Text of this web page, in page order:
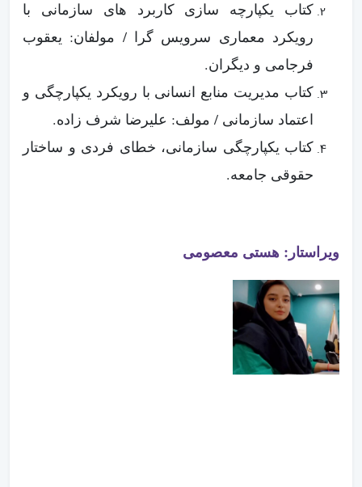
کتاب یکپارچه سازی کاربرد های سازمانی با
رویکرد معماری سرویس گرا / مولفان: یعقوب
فرجامی و دیگران.
کتاب مدیریت منابع انسانی با رویکرد یکپارچگی و
اعتماد سازمانی / مولف: علیرضا شرف زاده.
کتاب یکپارچگی سازمانی، خطای فردی و ساختار
حقوقی جامعه.
ویراستار: هستی معصومی